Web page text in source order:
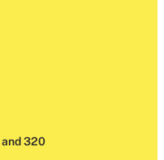
320